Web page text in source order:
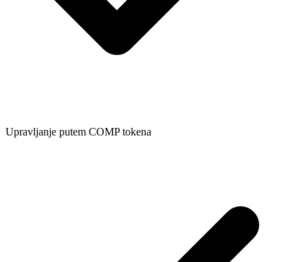
Upravljanje putem COMP tokena